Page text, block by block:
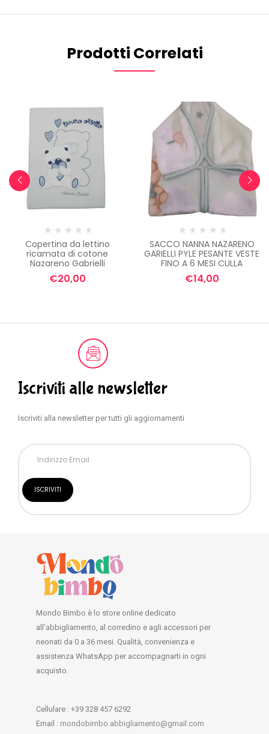
Prodotti Correlati
Copertina da lettino
ricamata di cotone
Nazareno Gabrielli
€20,00
SACCO NANNA NAZARENO
GARIELLI PYLE PESANTE VESTE
FINO A 6 MESI CULLA
€14,00
Iscriviti alle newsletter
Iscriviti alla newsletter per tutti gli aggiornamenti
Mondo Bimbo è lo store online dedicato
all’abbigliamento, al corredino e agli accessori per
neonati da 0 a 36 mesi. Qualità, convenienza e
assistenza WhatsApp per accompagnarti in ogni
acquisto.
Cellulare : +39 328 457 6292
Email : mondobimbo.abbigliamento@gmail.com